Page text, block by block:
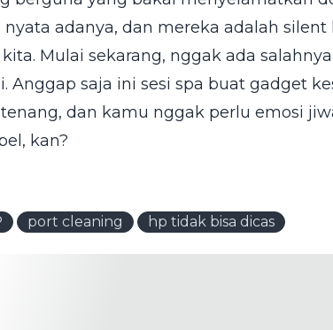
adanya, dan mereka adalah silent
Mulai sekarang, nggak ada
Anggap saja ini sesi spa buat gadget
dan kamu nggak perlu emosi
kan?
port cleaning hp tidak bisa dicas